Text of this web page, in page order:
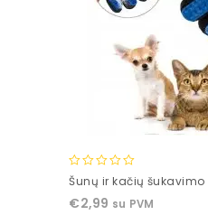
0
of
Šunų ir kačių
€2,99 su PVM